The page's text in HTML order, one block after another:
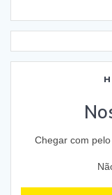
Chegar com